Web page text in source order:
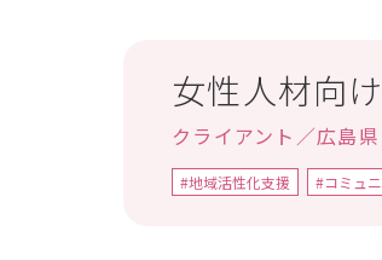
女性人材向
クライアント／広島県
#地域活性化支援 #コミュ